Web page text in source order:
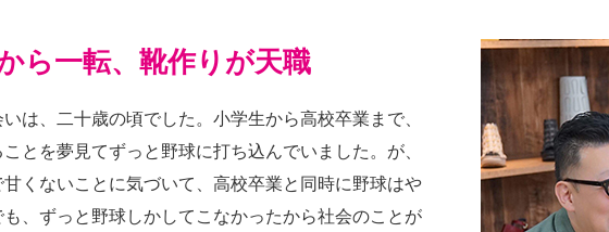
ら一転、靴作りが天職
は、二十歳の頃でした。小学生から高校卒業まで、
とを夢見てずっと野球に打ち込んでいました。が、
くないことに気づいて、高校卒業と同時に野球はや
、ずっと野球しかしてこなかったから社会のことが